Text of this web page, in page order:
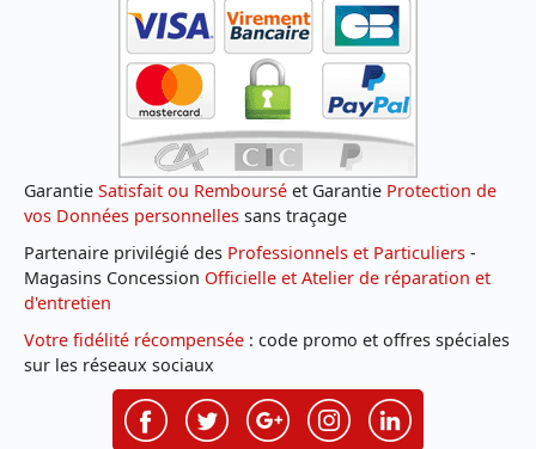
Garantie Satisfait ou Remboursé et Garantie Protection de
vos Données personnelles sans traçage
Partenaire privilégié des Professionnels et Particuliers -
Magasins Concession Officielle et Atelier de réparation et
d'entretien
Votre fidélité récompensée : code promo et offres spéciales
sur les réseaux sociaux